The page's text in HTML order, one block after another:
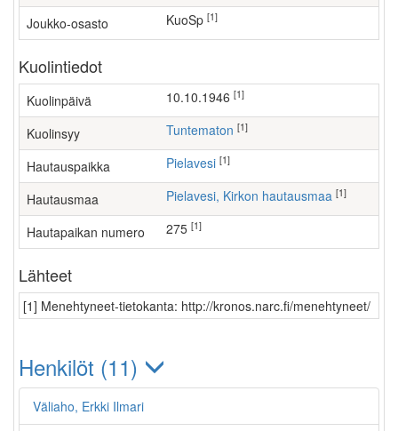
Joukko-osasto KuoSp [1]
Kuolintiedot
Kuolinpäivä 10.10.1946 [1]
Kuolinsyy Tuntematon [1]
Hautauspaikka Pielavesi [1]
Hautausmaa Pielavesi, Kirkon hautausmaa [1]
Hautapaikan numero 275 [1]
Lähteet
[1] Menehtyneet-tietokanta: http://kronos.narc.fi/menehtyneet/
Henkilöt (11)
Väliaho, Erkki Ilmari